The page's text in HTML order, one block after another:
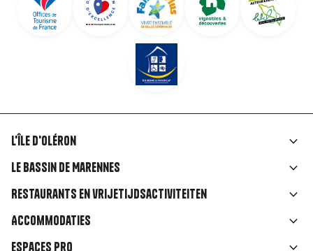
Liens
rubriques
L'île d'Oléron
Le Bassin de Marennes
Restaurants en vrijetijdsactiviteiten
Accommodaties
Espaces Pro